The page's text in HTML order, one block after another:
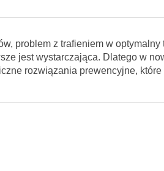
problem z trafieniem w optymalny
jest wystarczająca. Dlatego w
rozwiązania prewencyjne, które